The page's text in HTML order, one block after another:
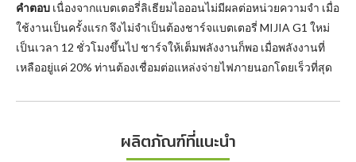
คำตอบ เนื่องจากแบตเตอรี่ลิเธียมไอออนไม่มีผลต่อหน่วยความจำ เมื่อ
ใช้งานเป็นครั้งแรก จึงไม่จำเป็นต้องชาร์จแบตเตอรี่ MIJIA G1 ใหม่
เป็นเวลา 12 ชั่วโมงขึ้นไป ชาร์จให้เต็มพลังงานก็พอ เมื่อพลังงานที่
เหลืออยู่แค่ 20% ท่านต้องเชื่อมต่อแหล่งจ่ายไฟภายนอกโดยเร็วที่สุด
ผลิตภัณฑ์ที่แนะนำ